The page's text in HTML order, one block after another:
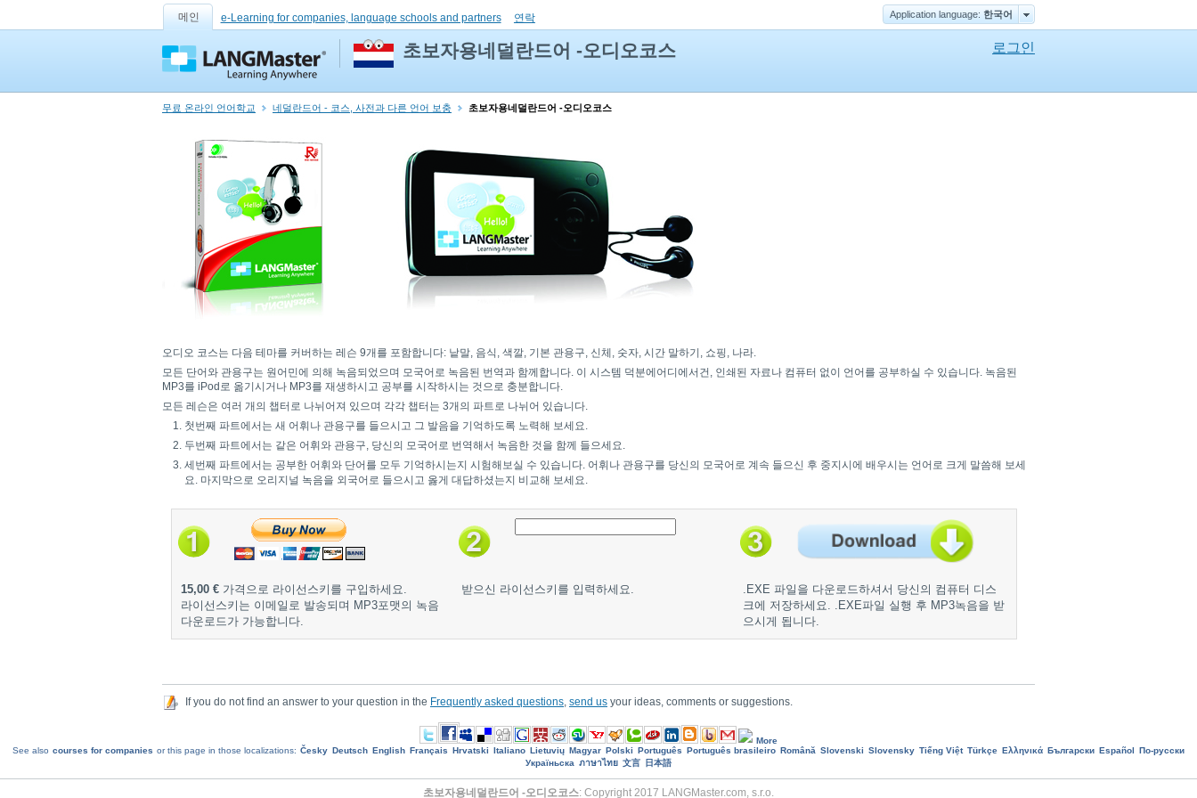
메인 e-Learning for companies, language schools and partners 연락 Application language: 한국어
초보자용네덜란드어 -오디오코스 로그인
무료 온라인 언어학교 네덜란드어 - 코스, 사전과 다른 언어 보충 초보자용네덜란드어 -오디오코스
오디오 코스는 다음 테마를 커버하는 레슨 9개를 포함합니다: 낱말, 음식, 색깔, 기본 관용구, 신체, 숫자, 시간 말하기, 쇼핑, 나라.
모든 단어와 관용구는 원어민에 의해 녹음되었으며 모국어로 녹음된 번역과 함께합니다. 이 시스템 덕분에어디에서건, 인쇄된 자료나 컴퓨터 없이 언어를 공부하실 수 있습니다. 녹음된
MP3를 iPod로 옮기시거나 MP3를 재생하시고 공부를 시작하시는 것으로 충분합니다.
모든 레슨은 여러 개의 챕터로 나뉘어져 있으며 각각 챕터는 3개의 파트로 나뉘어 있습니다.
첫번째 파트에서는 새 어휘나 관용구를 들으시고 그 발음을 기억하도록 노력해 보세요.
두번째 파트에서는 같은 어휘와 관용구, 당신의 모국어로 번역해서 녹음한 것을 함께 들으세요.
세번째 파트에서는 공부한 어휘와 단어를 모두 기억하시는지 시험해보실 수 있습니다. 어휘나 관용구를 당신의 모국어로 계속 들으신 후 중지시에 배우시는 언어로 크게 말씀해 보세
요. 마지막으로 오리지널 녹음을 외국어로 들으시고 옳게 대답하셨는지 비교해 보세요.
15,00 € 가격으로 라이선스키를 구입하세요.
라이선스키는 이메일로 발송되며 MP3포맷의 녹음
다운로드가 가능합니다.
받으신 라이선스키를 입력하세요.
.EXE 파일을 다운로드하셔서 당신의 컴퓨터 디스
크에 저장하세요. .EXE파일 실행 후 MP3녹음을 받
으시게 됩니다.
If you do not find an answer to your question in the Frequently asked questions send us your ideas, comments or suggestions.
More
See also courses for companies or this page in those localizations: Česky Deutsch English Français Hrvatski Italiano Lietuvių Magyar Polski Português Português brasileiro Română Slovenski Slovensky Tiếng Việt Türkçe Ελληνικά Български Еspañol
По-русски
Україньска ภาษาไทย 文言 日本語
초보자용네덜란드어 -오디오코스: Copyright 2017 LANGMaster.com, s.r.o.